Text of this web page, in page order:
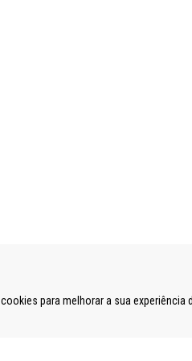
para melhorar a sua
DE LISBOA OCIDENTAL